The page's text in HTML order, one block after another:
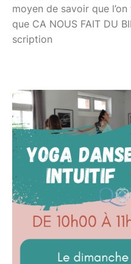
moyen de savoir que
que CA NOUS FAIT DU
scription